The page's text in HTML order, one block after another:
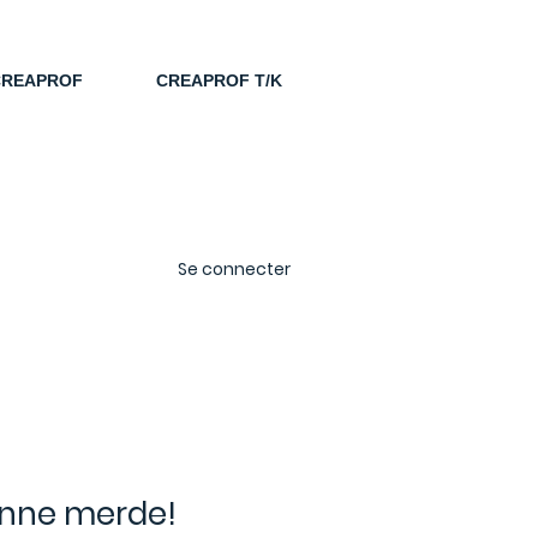
CREAPROF T/K
Se connecter
merde!